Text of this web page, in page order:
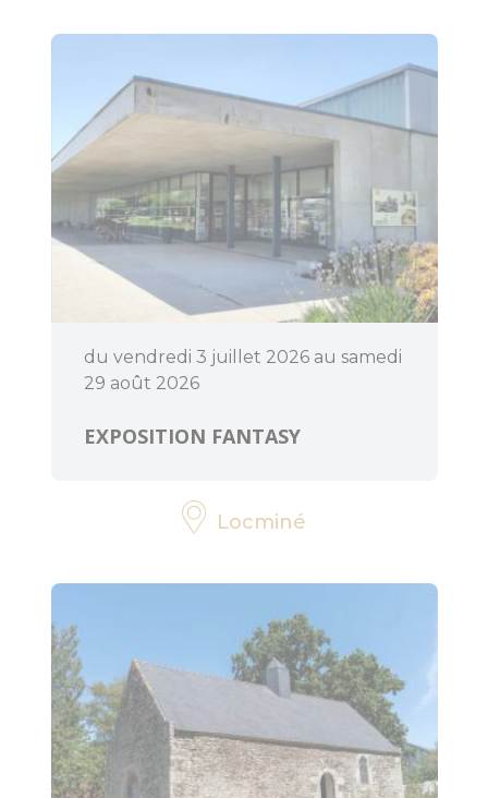
du vendredi 3 juillet 2026 au samedi
29 août 2026
EXPOSITION FANTASY
Locminé